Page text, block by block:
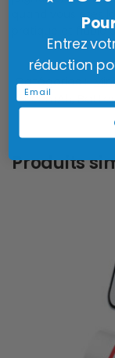
quand vous êtes
pratique et fiable
Catégories :
5000mAh,
Produits
Entrez
réduction
Email